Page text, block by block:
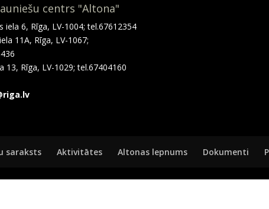
centrs "Altona"
iela 6, Rīga, LV-1004; tel.67612354
11A, Rīga, LV-1067;
13, Rīga, LV-1029; tel.67404160
saraksts Aktivitātes Altonas lepnums Dokumenti